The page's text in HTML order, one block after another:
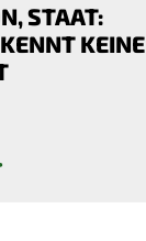
STAAT:
KEINE